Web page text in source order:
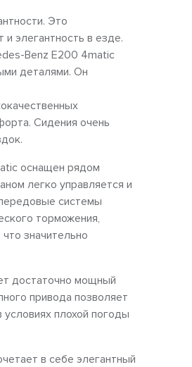
Это
элегантность в езде.
Benz E200 4matic
деталями. Он
Сидения очень
оснащен рядом
легко управляется и
системы
торможения,
значительно
достаточно мощный
привода позволяет
плохой погоды
в себе элегантный